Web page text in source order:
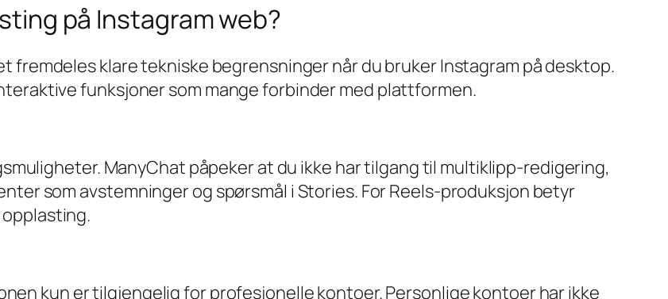
på Instagram web?
klare tekniske begrensninger når du bruker Instagram på desktop.
funksjoner som mange forbinder med plattformen.
ManyChat påpeker at du ikke har tilgang til multiklipp-redigering,
som avstemninger og spørsmål i Stories. For Reels-produksjon betyr
kun er tilgjengelig for profesjonelle kontoer. Personlige kontoer har ikke